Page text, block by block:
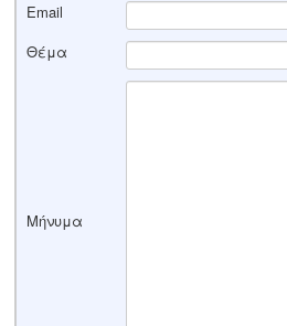
Email
Θέμα
Μήνυμα